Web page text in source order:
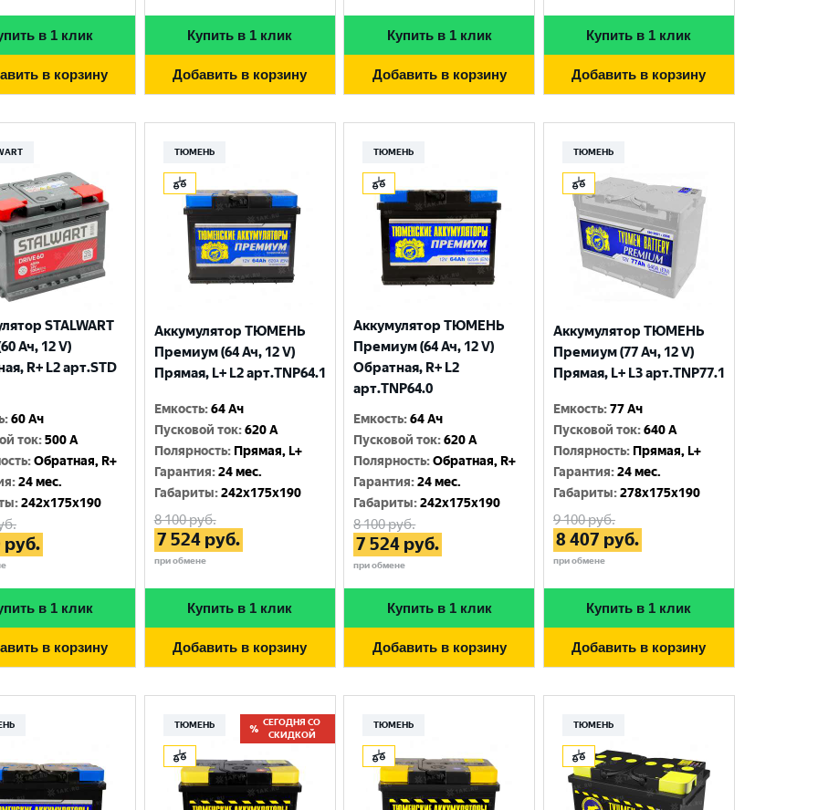
в 1 клик
в корзину
Купить в 1 клик
Добавить в корзину
Купить в 1 клик
Добавить в корзину
Купить в 1 клик
Добавить в корзину
STALWART
Ач, 12 V)
R+ L2 арт.STD
:60 Ач
ток:500 A
:Обратная, R+
:24 мес.
:242x175x190
руб.
в 1 клик
в корзину
ТЮМЕНЬ
Аккумулятор ТЮМЕНЬ
Премиум (64 Ач, 12 V)
Прямая, L+ L2 арт.TNP64.1
Емкость:64 Ач
Пусковой ток:620 A
Полярность: Прямая, L+
Гарантия:24 мес.
Габариты:242x175x190
8 100руб.
7 524руб.
при обмене
Купить в 1 клик
Добавить в корзину
ТЮМЕНЬ
Аккумулятор ТЮМЕНЬ
Премиум (64 Ач, 12 V)
Обратная, R+ L2
арт.TNP64.0
Емкость:64 Ач
Пусковой ток:620 A
Полярность:Обратная, R+
Гарантия:24 мес.
Габариты:242x175x190
8 100руб.
7 524 руб.
при обмене
Купить в 1 клик
Добавить в корзину
ТЮМЕНЬ
Аккумулятор ТЮМЕНЬ
Премиум (77 Ач, 12 V)
Прямая, L+ L3 арт.TNP77.1
Емкость:77 Ач
Пусковой ток:640 A
Полярность: Прямая, L+
Гарантия:24 мес.
Габариты:278x175x190
9 100руб.
8 407 руб.
при обмене
Купить в 1 клик
Добавить в корзину
ТЮМЕНЬ
СЕГОДНЯ СО
СКИДКОЙ
ТЮМЕНЬ ТЮМЕНЬ